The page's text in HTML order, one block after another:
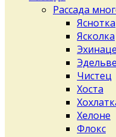
Рассада
Яснотка
Ясколка
Чистец
Хоста
Хелоне
Флокс